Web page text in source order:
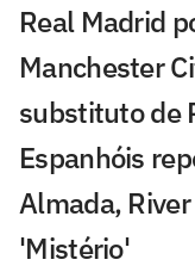
Real Madrid
Manchester
substituto de
Espanhóis
Almada,
'Mistério'